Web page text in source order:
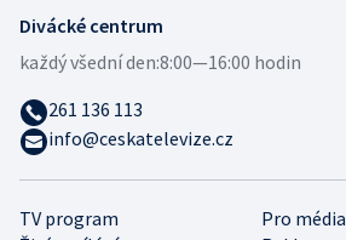
TV program
Pro média
Divácké centrum
každý všední den:8:00—16:00 hodin
261 136 113
info@ceskatelevize.cz